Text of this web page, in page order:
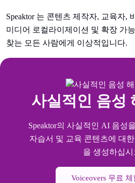
Speaktor 는 콘텐츠 제작자, 교육자,
미디어 로컬라이제이션 및 확장 가
찾는 모든 사람에게 이상적입니다.
사실적인 음성
Speaktor의 사실적인 AI 음성
자습서 및 교육 콘텐츠에 대
을 생성하십시
Voiceovers 무료 체